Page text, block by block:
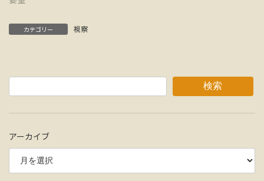
カテゴリー 視察
検索
アーカイブ